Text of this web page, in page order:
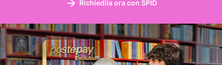
Richiedila ora con SPID